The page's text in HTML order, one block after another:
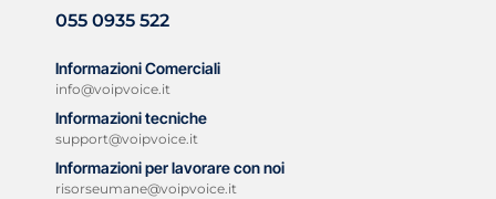
055 0935 522
Informazioni Comerciali
info@voipvoice.it
Informazioni tecniche
support@voipvoice.it
Informazioni per lavorare con noi
risorseumane@voipvoice.it